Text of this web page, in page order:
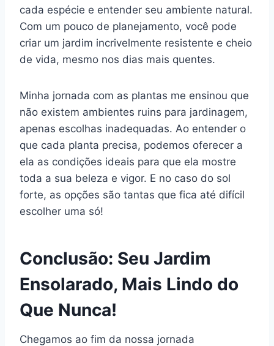
cada espécie e entender seu ambiente natural.
Com um pouco de planejamento, você pode
criar um jardim incrivelmente resistente e cheio
de vida, mesmo nos dias mais quentes.
Minha jornada com as plantas me ensinou que
não existem ambientes ruins para jardinagem,
apenas escolhas inadequadas. Ao entender o
que cada planta precisa, podemos oferecer a
ela as condições ideais para que ela mostre
toda a sua beleza e vigor. E no caso do sol
forte, as opções são tantas que fica até difícil
escolher uma só!
Conclusão: Seu Jardim
Ensolarado, Mais Lindo do
Que Nunca!
Chegamos ao fim da nossa jornada